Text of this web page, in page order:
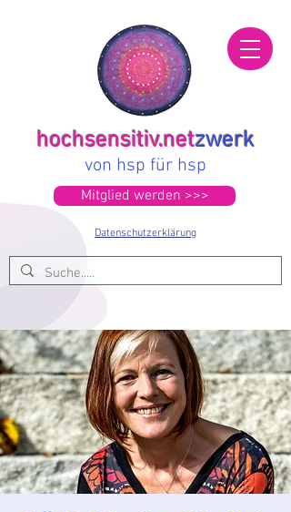
hochsensitiv.netzwerk
von hsp für hsp
Datenschutzerklärung
Mitglied werden >>>